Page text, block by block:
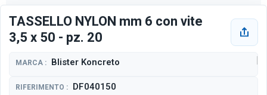
TASSELLO NYLON mm 6 con vite
3,5 x 50 - pz. 20
MARCA : Blister Koncreto
RIFERIMENTO : DF040150